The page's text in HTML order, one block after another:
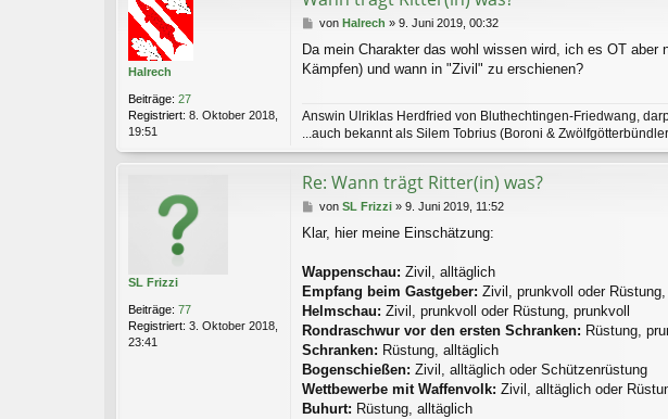
Halrech
Beiträge: 27
Registriert: 8. Oktober 2018,
19:51
B
i
t
g
von Halrech » 9. Juni 2019, 00:32
Da mein Charakter das wohl wissen wird, ich es OT
Kämpfen) und wann in "Zivil" zu erschienen?
Answin Ulriklas Herdfried von Bluthechtingen-Friedwang,
...auch bekannt als Silem Tobrius (Boroni &
SL Frizzi
Beiträge: 77
Registriert: 3. Oktober 2018,
23:41
Re: Wann trägt Ritter(in) was?
B
i
r
a
g
von SL Frizzi» 9. Juni 2019, 11:52
Klar, hier meine Einschätzung:
Wappenschau: Zivil, alltäglich
Empfang beim Gastgeber: Zivil, prunkvoll oder Rüstung,
Helmschau: Zivil, prunkvoll oder Rüstung, prunkvoll
Rondraschwur vor den ersten Schranken: Rüstung,
Schranken: Rüstung, alltäglich
Bogenschießen: Zivil, alltäglich oder Schützenrüstung
Wettbewerbe mit Waffenvolk: Zivil, alltäglich oder
Buhurt: Rüstung, alltäglich